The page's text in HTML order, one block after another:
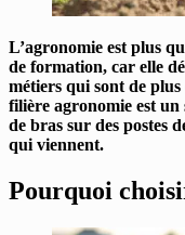
L’agronomie est plus
de formation, car elle
métiers qui sont de
filière agronomie est
de bras sur des postes
qui viennent.
Pourquoi